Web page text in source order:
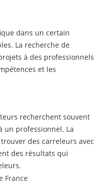
dans un certain
La recherche de
à des professionnels
et les
recherchent souvent
un professionnel. La
des carreleurs avec
des résultats qui
France